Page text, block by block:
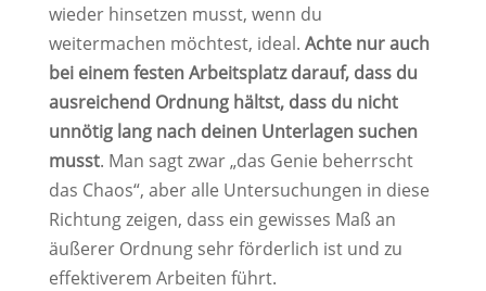
wieder hinsetzen musst, wenn du
weitermachen möchtest, ideal. Achte nur auch
bei einem festen Arbeitsplatz darauf, dass du
ausreichend Ordnung hältst, dass du nicht
unnötig lang nach deinen Unterlagen suchen
musst. Man sagt zwar „das Genie beherrscht
das Chaos“, aber alle Untersuchungen in diese
Richtung zeigen, dass ein gewisses Maß an
äußerer Ordnung sehr förderlich ist und zu
effektiverem Arbeiten führt.